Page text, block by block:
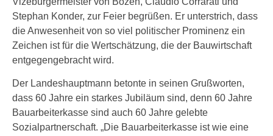
Stephan Konder, zur Feier begrüßen. Er unterstrich, dass
die Anwesenheit von so viel politischer Prominenz ein
Zeichen ist für die Wertschätzung, die der Bauwirtschaft
entgegengebracht wird.
Der Landeshauptmann betonte in seinen Grußworten,
dass 60 Jahre ein starkes Jubiläum sind, denn 60 Jahre
Bauarbeiterkasse sind auch 60 Jahre gelebte
Sozialpartnerschaft. „Die Bauarbeiterkasse ist wie eine